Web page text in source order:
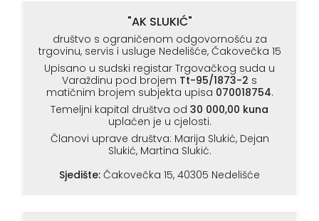
"AK SLUKIĆ"
društvo s ograničenom odgovornošću za
trgovinu, servis i usluge Nedelišće, Čakovečka 15
Upisano u sudski registar Trgovačkog suda u
Varaždinu pod brojem Tt-95/1873-2 s
matičnim brojem subjekta upisa 070018754.
Temeljni kapital društva od 30 000,00 kuna
uplaćen je u cjelosti.
Članovi uprave društva: Marija Slukić, Dejan
Slukić, Martina Slukić.
Sjedište: Čakovečka 15, 40305 Nedelišće